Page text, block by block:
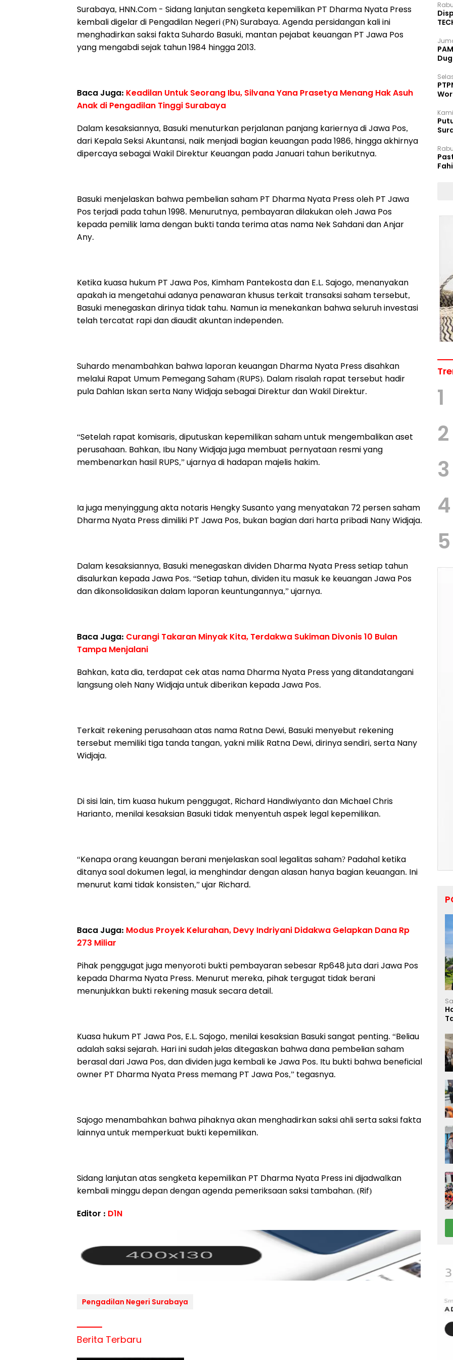
Surabaya, HNN.Com - Sidang lanjutan sengketa kepemilikan PT Dharma Nyata Press
kembali digelar di Pengadilan Negeri (PN) Surabaya. Agenda persidangan kali ini
menghadirkan saksi fakta Suhardo Basuki, mantan pejabat keuangan PT Jawa Pos
yang mengabdi sejak tahun 1984 hingga 2013.
Baca Juga: Keadilan Untuk Seorang Ibu, Silvana Yana Prasetya Menang Hak Asuh
Anak di Pengadilan Tinggi Surabaya
Dalam kesaksiannya, Basuki menuturkan perjalanan panjang kariernya di Jawa Pos,
dari Kepala Seksi Akuntansi, naik menjadi bagian keuangan pada 1986, hingga akhirnya
dipercaya sebagai Wakil Direktur Keuangan pada Januari tahun berikutnya.
Basuki menjelaskan bahwa pembelian saham PT Dharma Nyata Press oleh PT Jawa
Pos terjadi pada tahun 1998. Menurutnya, pembayaran dilakukan oleh Jawa Pos
kepada pemilik lama dengan bukti tanda terima atas nama Nek Sahdani dan Anjar
Any.
Ketika kuasa hukum PT Jawa Pos, Kimham Pantekosta dan E.L. Sajogo, menanyakan
apakah ia mengetahui adanya penawaran khusus terkait transaksi saham tersebut,
Basuki menegaskan dirinya tidak tahu. Namun ia menekankan bahwa seluruh investasi
telah tercatat rapi dan diaudit akuntan independen.
Suhardo menambahkan bahwa laporan keuangan Dharma Nyata Press disahkan
melalui Rapat Umum Pemegang Saham (RUPS). Dalam risalah rapat tersebut hadir
pula Dahlan Iskan serta Nany Widjaja sebagai Direktur dan Wakil Direktur.
“Setelah rapat komisaris, diputuskan kepemilikan saham untuk mengembalikan aset
perusahaan. Bahkan, Ibu Nany Widjaja juga membuat pernyataan resmi yang
membenarkan hasil RUPS,” ujarnya di hadapan majelis hakim.
Ia juga menyinggung akta notaris Hengky Susanto yang menyatakan 72 persen saham
Dharma Nyata Press dimiliki PT Jawa Pos, bukan bagian dari harta pribadi Nany Widjaja.
Dalam kesaksiannya, Basuki menegaskan dividen Dharma Nyata Press setiap tahun
disalurkan kepada Jawa Pos. “Setiap tahun, dividen itu masuk ke keuangan Jawa Pos
dan dikonsolidasikan dalam laporan keuntungannya,” ujarnya.
Baca Juga: Curangi Takaran Minyak Kita, Terdakwa Sukiman Divonis 10 Bulan
Tampa Menjalani
Bahkan, kata dia, terdapat cek atas nama Dharma Nyata Press yang ditandatangani
langsung oleh Nany Widjaja untuk diberikan kepada Jawa Pos.
Terkait rekening perusahaan atas nama Ratna Dewi, Basuki menyebut rekening
tersebut memiliki tiga tanda tangan, yakni milik Ratna Dewi, dirinya sendiri, serta Nany
Widjaja.
Di sisi lain, tim kuasa hukum penggugat, Richard Handiwiyanto dan Michael Chris
Harianto, menilai kesaksian Basuki tidak menyentuh aspek legal kepemilikan.
“Kenapa orang keuangan berani menjelaskan soal legalitas saham? Padahal ketika
ditanya soal dokumen legal, ia menghindar dengan alasan hanya bagian keuangan. Ini
menurut kami tidak konsisten,” ujar Richard.
Baca Juga: Modus Proyek Kelurahan, Devy Indriyani Didakwa Gelapkan Dana Rp
273 Miliar
Pihak penggugat juga menyoroti bukti pembayaran sebesar Rp648 juta dari Jawa Pos
kepada Dharma Nyata Press. Menurut mereka, pihak tergugat tidak berani
menunjukkan bukti rekening masuk secara detail.
Kuasa hukum PT Jawa Pos, E.L. Sajogo, menilai kesaksian Basuki sangat penting. “Beliau
adalah saksi sejarah. Hari ini sudah jelas ditegaskan bahwa dana pembelian saham
berasal dari Jawa Pos, dan dividen juga kembali ke Jawa Pos. Itu bukti bahwa beneficial
owner PT Dharma Nyata Press memang PT Jawa Pos,” tegasnya.
Sajogo menambahkan bahwa pihaknya akan menghadirkan saksi ahli serta saksi fakta
lainnya untuk memperkuat bukti kepemilikan.
Sidang lanjutan atas sengketa kepemilikan PT Dharma Nyata Press ini dijadwalkan
kembali minggu depan dengan agenda pemeriksaan saksi tambahan. (Rif)
Editor : D1N
Pengadilan Negeri Surabaya
Berita Terbaru
1
2
3
4
5